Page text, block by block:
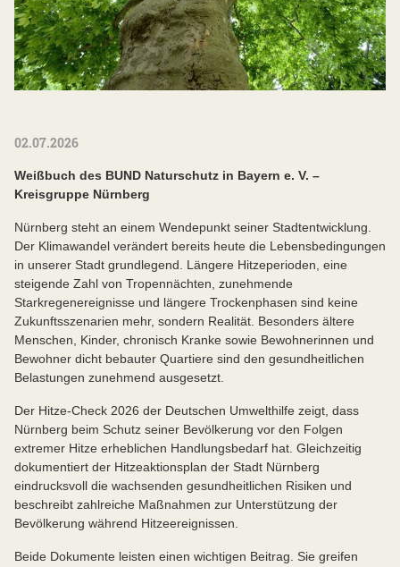
02.07.2026
Weißbuch des BUND Naturschutz in Bayern e. V. –
Kreisgruppe Nürnberg
Nürnberg steht an einem Wendepunkt seiner Stadtentwicklung.
Der Klimawandel verändert bereits heute die Lebensbedingungen
in unserer Stadt grundlegend. Längere Hitzeperioden, eine
steigende Zahl von Tropennächten, zunehmende
Starkregenereignisse und längere Trockenphasen sind keine
Zukunftsszenarien mehr, sondern Realität. Besonders ältere
Menschen, Kinder, chronisch Kranke sowie Bewohnerinnen und
Bewohner dicht bebauter Quartiere sind den gesundheitlichen
Belastungen zunehmend ausgesetzt.
Der Hitze-Check 2026 der Deutschen Umwelthilfe zeigt, dass
Nürnberg beim Schutz seiner Bevölkerung vor den Folgen
extremer Hitze erheblichen Handlungsbedarf hat. Gleichzeitig
dokumentiert der Hitzeaktionsplan der Stadt Nürnberg
eindrucksvoll die wachsenden gesundheitlichen Risiken und
beschreibt zahlreiche Maßnahmen zur Unterstützung der
Bevölkerung während Hitzeereignissen.
Beide Dokumente leisten einen wichtigen Beitrag. Sie greifen